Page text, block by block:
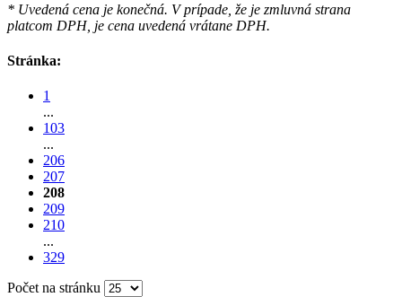
* Uvedená cena je konečná. V prípade, že je zmluvná strana
platcom DPH, je cena uvedená vrátane DPH.
Stránka:
1
...
103
...
206
207
208
209
210
...
329
Počet na stránku